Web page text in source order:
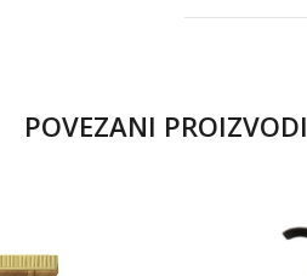
POVEZANI PROIZVODI